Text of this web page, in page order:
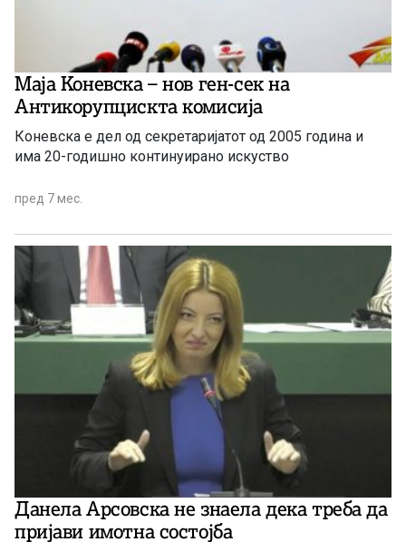
Маја Коневска – нов ген-сек на
Антикорупцискта комисија
Коневска е дел од секретаријатот од 2005 година и
има 20-годишно континуирано искуство
пред 7 мес.
Данела Арсовска не знаела дека треба да
пријави имотна состојба